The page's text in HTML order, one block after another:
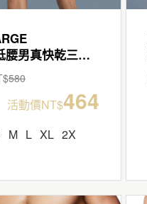
解構低腰男真快乾三角褲
580
活動價NT$464
M L XL 2X